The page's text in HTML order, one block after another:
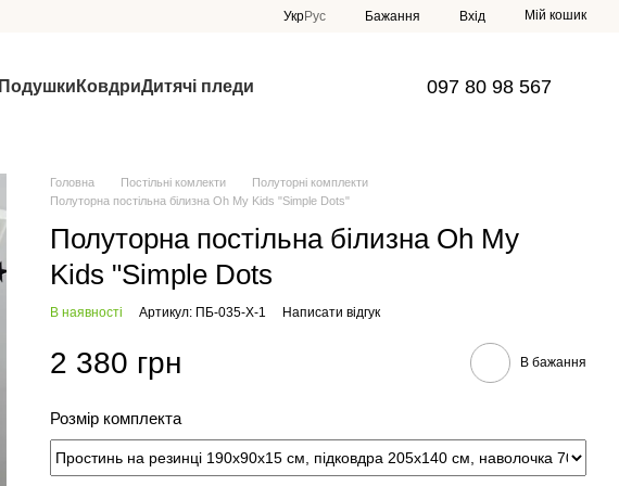
УкрРус Бажання Вхід Мій кошик
Подушки КовдриДитячі пледи 097 80 98 567
Головна Постільні комлекти
Полуторні комплекти
Полуторна постільна білизна Oh My Kids "Simple Dots"
Полуторна постільна білизна Oh My
Kids "Simple Dots
В наявності Артикул: ПБ-035-Х-1 Написати відгук
2 380 грн В бажання
Розмір комплекта